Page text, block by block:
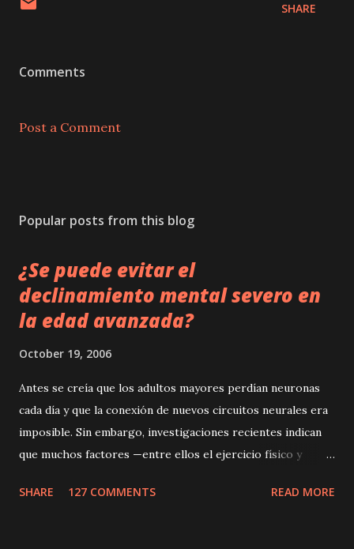
SHARE
Comments
Post a Comment
Popular posts from this blog
¿Se puede evitar el
declinamiento mental severo en
la edad avanzada?
October 19, 2006
Antes se creía que los adultos mayores perdían neuronas
cada día y que la conexión de nuevos circuitos neurales era
imposible. Sin embargo, investigaciones recientes indican
que muchos factores —entre ellos el ejercicio físico y
esta manera ayudar a mantener una efectiva lucidez mental.
SHARE 127 COMMENTS READ MORE